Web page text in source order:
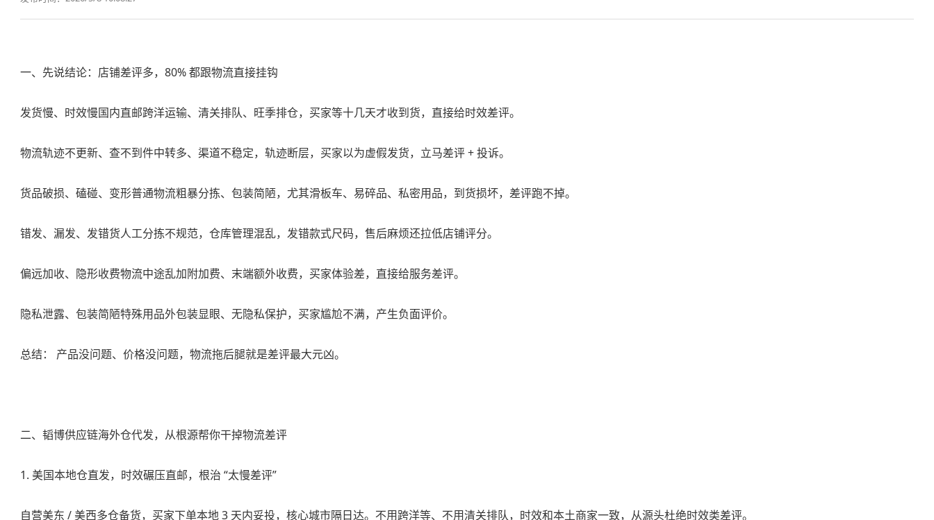
一、先说结论：店铺差评多，80% 都跟物流直接挂钩
发货慢、时效慢国内直邮跨洋运输、清关排队、旺季排仓，买家等十几天才收到货，直接给时效差评。
物流轨迹不更新、查不到件中转多、渠道不稳定，轨迹断层，买家以为虚假发货，立马差评 + 投诉。
货品破损、磕碰、变形普通物流粗暴分拣、包装简陋，尤其滑板车、易碎品、私密用品，到货损坏，差评跑不掉。
错发、漏发、发错货人工分拣不规范，仓库管理混乱，发错款式尺码，售后麻烦还拉低店铺评分。
偏远加收、隐形收费物流中途乱加附加费、末端额外收费，买家体验差，直接给服务差评。
隐私泄露、包装简陋特殊用品外包装显眼、无隐私保护，买家尴尬不满，产生负面评价。
总结： 产品没问题、价格没问题，物流拖后腿就是差评最大元凶。
二、韬博供应链海外仓代发，从根源帮你干掉物流差评
1. 美国本地仓直发，时效碾压直邮，根治 “太慢差评”
自营美东 / 美西多仓备货，买家下单本地 3 天内妥投，核心城市隔日达。不用跨洋等、不用清关排队，时效和本土商家一致，从源头杜绝时效类差评。